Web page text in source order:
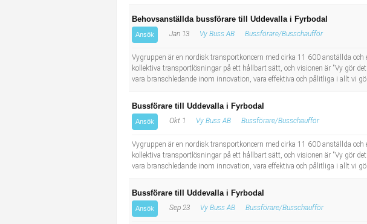
Naturvetenskapligt arbete
Sanering och renhållning
Tidningsbud/Tidningsdistributör
Lärare i fritidshem/Fritidspedagog
Läkarsekreterare/Vårdadmin/Medicinsk sekreterare
Informatör/Kommunikatör
Behovsanställda bussförare till Uddevalla i Fyrbodal
Ansök Jan 13 Vy Buss AB Bussförare/Busschaufför
Vygruppen är en nordisk transportkoncern med cirka 11 600 anställda
kollektiva transportlösningar på ett hållbart sätt, och visionen är "Vy gör
vara branschledande inom innovation, vara effektiva och pålitliga i allt vi
Bussförare till Uddevalla i Fyrbodal
Ansök Okt 1 Vy Buss AB Bussförare/Busschaufför
Vygruppen är en nordisk transportkoncern med cirka 11 600 anställda
kollektiva transportlösningar på ett hållbart sätt, och visionen är "Vy gör
vara branschledande inom innovation, vara effektiva och pålitliga i allt vi
Bussförare till Uddevalla i Fyrbodal
Ansök Sep 23 Vy Buss AB Bussförare/Busschaufför